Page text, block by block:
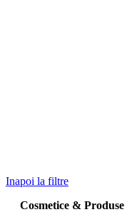
Inapoi la filtre
Cosmetice &